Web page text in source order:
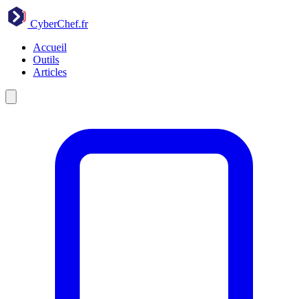
CyberChef.fr
Accueil
Outils
Articles